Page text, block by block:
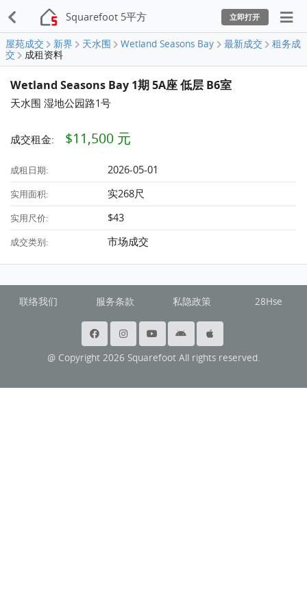
Squarefoot 5平方 立即打开
屋苑成交 新界 天水围 Wetland Seasons Bay 最新成交
租务成
交
成租资料
Wetland Seasons Bay 1期 5A座 低层 B6室
天水围 湿地公园路1号
成交租金: $11,500 元
成租日期: 2026-05-01
实用面积: 实268尺
实用尺价: $43
成交类别: 市场成交
联络我们 服务条款 私隐政策 28Hse
@ Copyright 2026 Squarefoot All rights reserved.